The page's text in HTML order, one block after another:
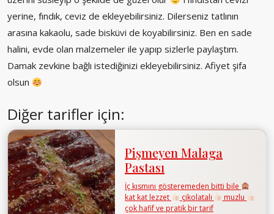
yerine, fındık, ceviz de ekleyebilirsiniz. Dilerseniz tatlının
arasına kakaolu, sade bisküvi de koyabilirsiniz. Ben en sade
halini, evde olan malzemeler ile yapıp sizlerle paylaştım.
Damak zevkine bağlı istediğinizi ekleyebilirsiniz. Afiyet şifa
olsun
Diğer tarifler için:
Pişmeyen Malaga
Pastası
İç kısmını gösteremeden bitti bile
kat kat lezzet
çikolatalı
muzlu
çok hafif ve pratik bir tarif